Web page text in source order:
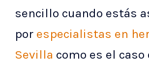
sencillo cuando estás
por especialistas en
Sevilla como es el caso